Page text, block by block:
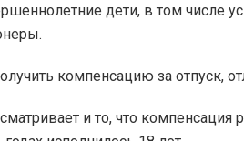
дети, в том числе
и то, что компенсация